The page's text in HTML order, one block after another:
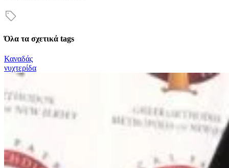
Όλα τα σχετικά tags
Καναδάς
νυχτερίδα